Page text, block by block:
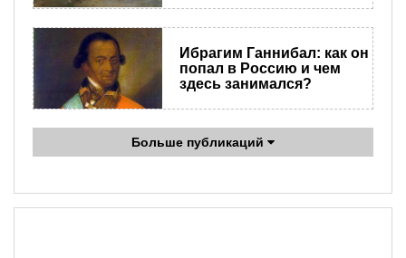
Ибрагим Ганнибал: как он
попал в Россию и чем
здесь занимался?
Больше публикаций